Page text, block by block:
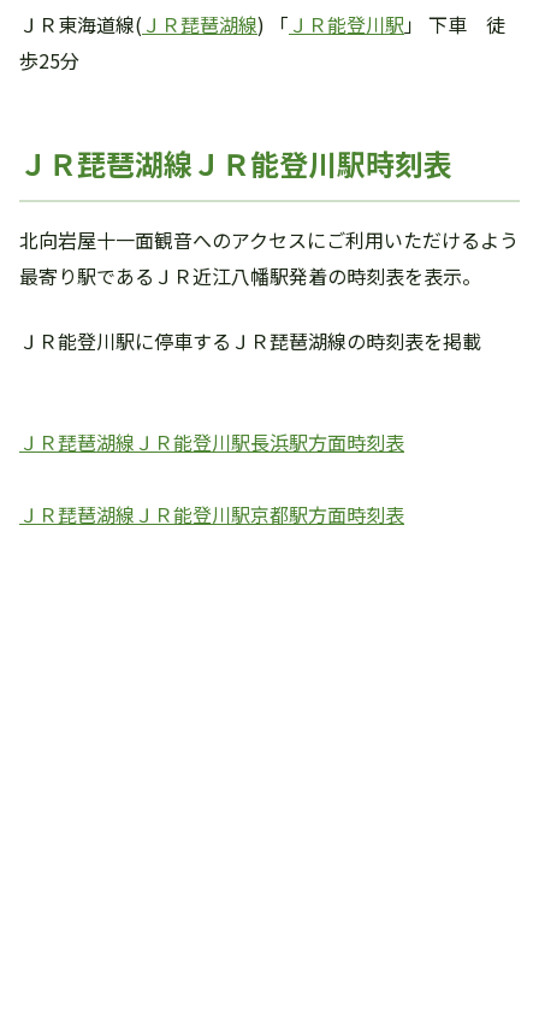
ＪＲ東海道線( ＪＲ琵琶湖線) 「 ＪＲ能登川駅」 下車 徒
歩25分
ＪＲ琵琶湖線ＪＲ能登川駅時刻表
北向岩屋十一面観音へのアクセスにご利用いただけるよう
最寄り駅であるＪＲ近江八幡駅発着の時刻表を表示。
ＪＲ能登川駅に停車するＪＲ琵琶湖線の時刻表を掲載
ＪＲ琵琶湖線ＪＲ能登川駅長浜駅方面時刻表
ＪＲ琵琶湖線ＪＲ能登川駅京都駅方面時刻表